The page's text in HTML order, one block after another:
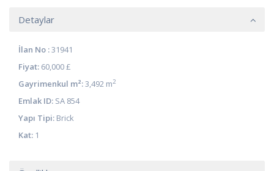
Detaylar
İlan No :31941
Fiyat: 60,000 £
Gayrimenkul m²:3,492 m2
Emlak ID: SA 854
Yapı Tipi: Brick
Kat: 1